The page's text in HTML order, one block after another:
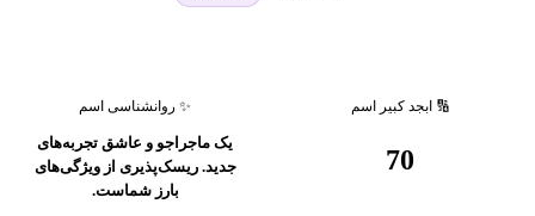
🔢 ابجد کبیر اسم
70
✨ روانشناسی اسم
یک ماجراجو و عاشق تجربه‌های
جدید. ریسک‌پذیری از ویژگی‌های
بارز شماست.